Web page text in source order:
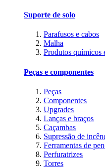
Suporte de solo
Parafusos e cabos
Malha
Produtos químicos
Peças e componentes
Peças
Componentes
Upgrades
Lanças e braços
Caçambas
Supressão de
Ferramentas de
Perfuratrizes
Torres